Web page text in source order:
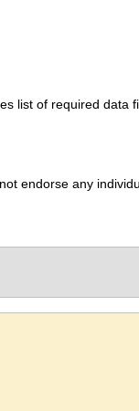
list of required data
endorse any